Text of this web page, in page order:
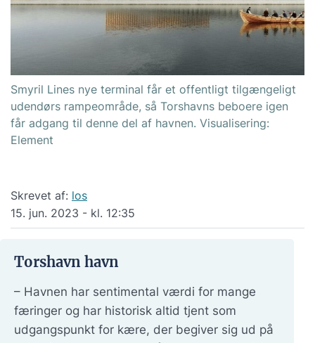
Smyril Lines nye terminal får et offentligt tilgængeligt
udendørs rampeområde, så Torshavns beboere igen
får adgang til denne del af havnen. Visualisering:
Element
Skrevet af: los
15. jun. 2023 - kl. 12:35
Torshavn havn
– Havnen har sentimental værdi for mange
færinger og har historisk altid tjent som
udgangspunkt for kære, der begiver sig ud på